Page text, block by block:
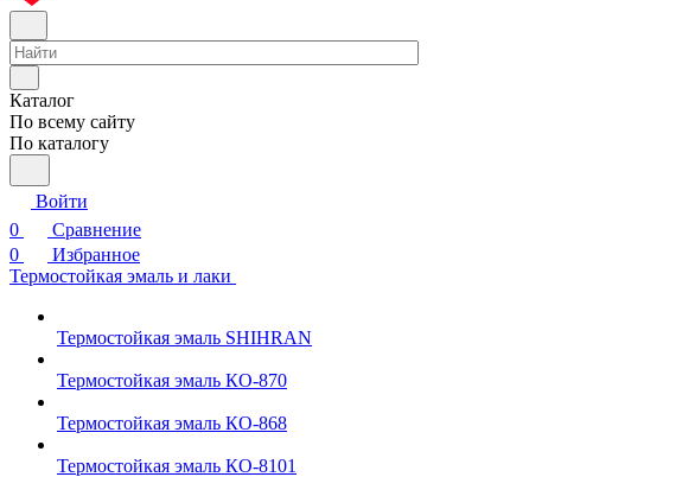
Каталог
По всему сайту
По каталогу
Войти
0
Сравнение
0
Избранное
Термостойкая эмаль и лаки
Термостойкая эмаль SHIHRAN
Термостойкая эмаль КО-870
Термостойкая эмаль КО-868
Термостойкая эмаль КО-8101